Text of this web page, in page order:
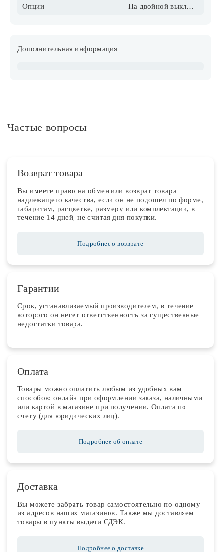
Опции На двойной выключатель
Дополнительная информация
Частые вопросы
Возврат товара
Вы имеете право на обмен или возврат товара
надлежащего качества, если он не подошел по форме,
габаритам, расцветке, размеру или комплектации, в
течение 14 дней, не считая дня покупки.
Подробнее о возврате
Гарантии
Срок, устанавливаемый производителем, в течение
которого он несет ответственность за существенные
недостатки товара.
Оплата
Товары можно оплатить любым из удобных вам
способов: онлайн при оформлении заказа, наличными
или картой в магазине при получении. Оплата по
счету (для юридических лиц).
Подробнее об оплате
Доставка
Вы можете забрать товар самостоятельно по одному
из адресов наших магазинов. Также мы доставляем
товары в пункты выдачи СДЭК.
Подробнее о доставке